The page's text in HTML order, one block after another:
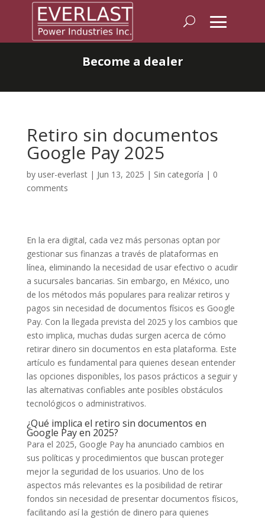
Become a dealer
Retiro sin documentos
Google Pay 2025
by user-everlast| Jun 13, 2025 | Sin categoría | 0
comments
En la era digital, cada vez más personas optan por
gestionar sus finanzas a través de plataformas en
línea, eliminando la necesidad de usar efectivo o acudir
a sucursales bancarias. Sin embargo, en México, uno
de los métodos más populares para realizar retiros y
pagos sin necesidad de documentos físicos es Google
Pay. Con la llegada prevista del 2025 y los cambios que
esto implica, muchas dudas surgen acerca de cómo
retirar dinero sin documentos en esta plataforma. Este
artículo es fundamental para quienes desean entender
las opciones disponibles, los pasos prácticos a seguir y
las alternativas confiables ante posibles obstáculos
tecnológicos o administrativos.
¿Qué implica el retiro sin documentos en
Google Pay en 2025?
Para el 2025, Google Pay ha anunciado cambios en
sus políticas y procedimientos que buscan proteger
mejor la seguridad de los usuarios. Uno de los
aspectos más relevantes es la posibilidad de retirar
fondos sin necesidad de presentar documentos físicos,
facilitando así la gestión de dinero para quienes